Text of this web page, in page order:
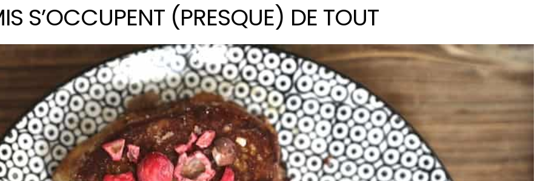
S’OCCUPENT (PRESQUE) DE TOUT